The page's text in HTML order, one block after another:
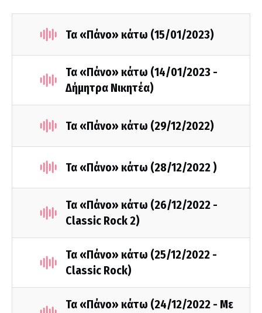
Τα «Πάνο» κάτω (15/01/2023)
Τα «Πάνο» κάτω (14/01/2023 -
Δήμητρα Νικητέα)
Τα «Πάνο» κάτω (29/12/2022)
Τα «Πάνο» κάτω (28/12/2022 )
Τα «Πάνο» κάτω (26/12/2022 -
Classic Rock 2)
Τα «Πάνο» κάτω (25/12/2022 -
Classic Rock)
Τα «Πάνο» κάτω (24/12/2022 - Με